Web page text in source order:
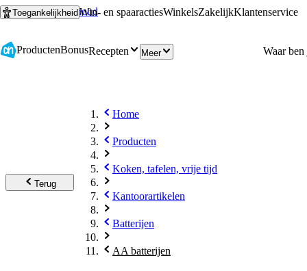
Ga naar hoofdinhoud
Ga naar zoeken
ToegankelijkheidWin- en spaaractiesWinkelsZakelijkKlantenservice
ProductenBonusRecepten Meer
Terug
Home
Producten
Koken, tafelen, vrije tijd
Kantoorartikelen
Batterijen
AA batterijen